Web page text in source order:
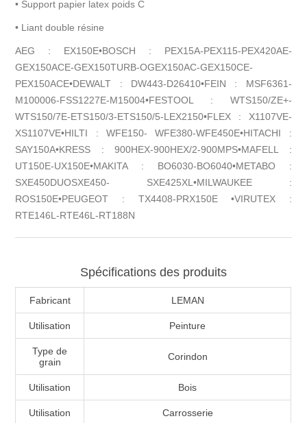
• Support papier latex poids C
• Liant double résine
AEG : EX150E•BOSCH : PEX15A-PEX115-PEX420AE-
GEX150ACE-GEX150TURB-OGEX150AC-GEX150CE-
PEX150ACE•DEWALT : DW443-D26410•FEIN : MSF6361-
M100006-FSS1227E-M15004•FESTOOL : WTS150/ZE+-
WTS150/7E-ETS150/3-ETS150/5-LEX2150•FLEX : X1107VE-
XS1107VE•HILTI : WFE150- WFE380-WFE450E•HITACHI :
SAY150A•KRESS : 900HEX-900HEX/2-900MPS•MAFELL :
UT150E-UX150E•MAKITA : BO6030-BO6040•METABO :
SXE450DUOSXE450- SXE425XL•MILWAUKEE :
ROS150E•PEUGEOT : TX4408-PRX150E •VIRUTEX :
RTE146L-RTE46L-RT188N
Spécifications des produits
Fabricant LEMAN
Utilisation Peinture
Type de
grain
Corindon
Utilisation Bois
Utilisation Carrosserie